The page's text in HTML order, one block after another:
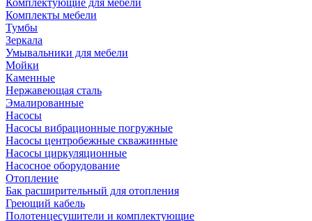
Комплектующие для мебели
Комплекты мебели
Тумбы
Зеркала
Умывальники для мебели
Мойки
Каменные
Нержавеющая сталь
Эмалированные
Насосы
Насосы вибрационные погружные
Насосы центробежные скважинные
Насосы циркуляционные
Насосное оборудование
Отопление
Бак расширительный для отопления
Греющий кабель
Полотенцесушители и комплектующие